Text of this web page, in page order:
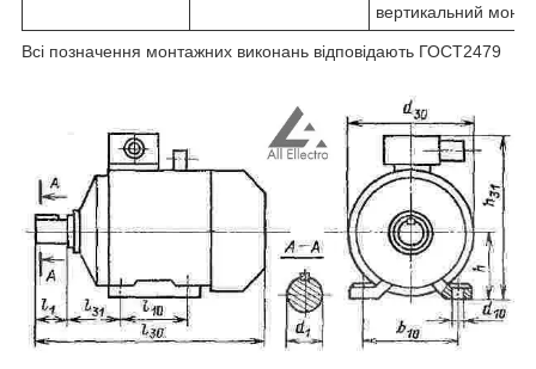
вертикальний
Всі позначення монтажних виконань відповідають ГОСТ2479